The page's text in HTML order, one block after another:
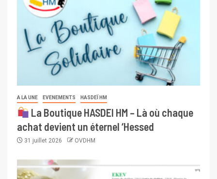
A LA UNE EVENEMENTS HASDEÏ HM
La Boutique HASDEI HM – Là où chaque
achat devient un éternel ‘Hessed
31 juillet 2026 OVDHM